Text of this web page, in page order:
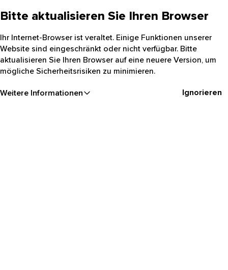
Bitte aktualisieren Sie Ihren Browser
Ihr Internet-Browser ist veraltet. Einige Funktionen unserer
Website sind eingeschränkt oder nicht verfügbar. Bitte
aktualisieren Sie Ihren Browser auf eine neuere Version, um
mögliche Sicherheitsrisiken zu minimieren.
Weitere Informationen Ignorieren